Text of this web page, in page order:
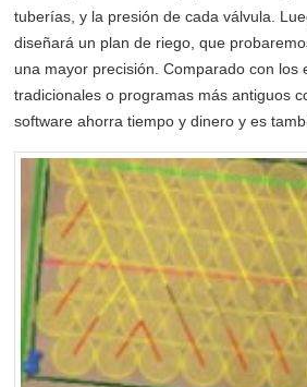
tuberías, y la presión de cada válvula.
diseñará un plan de riego, que
una mayor precisión. Comparado con los
tradicionales o programas más antiguos
software ahorra tiempo y dinero y es